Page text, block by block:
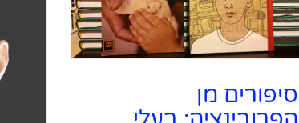
בעלי
סיפורים מן